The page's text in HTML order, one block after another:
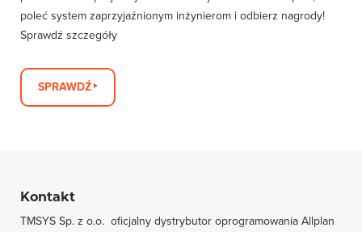
poleć system zaprzyjaźnionym inżynierom i odbierz nagrody!
Sprawdź szczegóły
SPRAWDŹ
Kontakt
TMSYS Sp. z o.o. ­ oficjalny dystrybutor oprogramowania Allplan